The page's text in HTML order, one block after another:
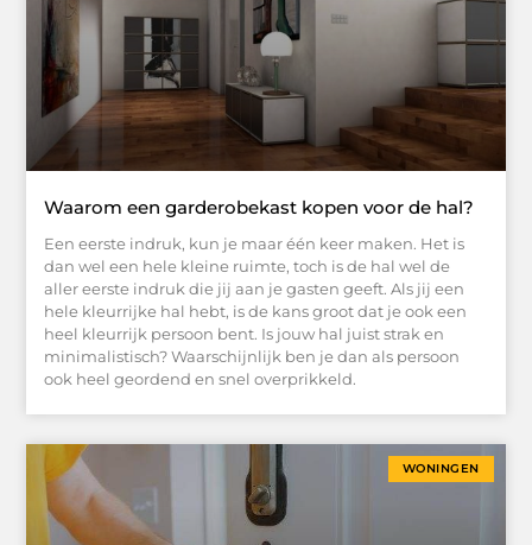
Waarom een garderobekast kopen voor de hal?
Een eerste indruk, kun je maar één keer maken. Het is
dan wel een hele kleine ruimte, toch is de hal wel de
aller eerste indruk die jij aan je gasten geeft. Als jij een
hele kleurrijke hal hebt, is de kans groot dat je ook een
heel kleurrijk persoon bent. Is jouw hal juist strak en
minimalistisch? Waarschijnlijk ben je dan als persoon
ook heel geordend en snel overprikkeld.
WONINGEN